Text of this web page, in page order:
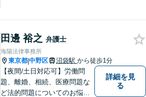
田邊 裕之 弁護士
海陽法律事務所
東京都|中野区 沼袋駅 から徒歩1分
【夜間/土日対応可】労働問
題、離婚、相続、医療問題な
ど法的問題についてのお悩み
詳細を見
る